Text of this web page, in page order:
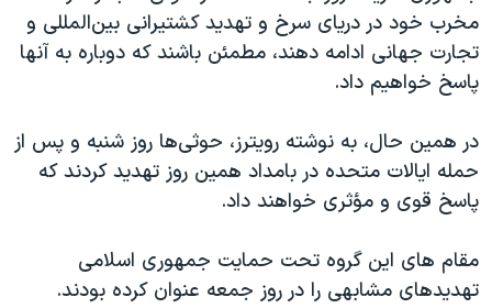
مخرب خود در دریای سرخ و تهدید کشتیرانی بین‌المللی و
تجارت جهانی ادامه دهند، مطمئن باشند که دوباره به آنها
پاسخ خواهیم داد.
در همین حال، به نوشته رویترز، حوثی‌ها روز شنبه و پس از
حمله ایالات متحده در بامداد همین روز تهدید کردند که
پاسخ قوی و مؤثری خواهند داد.
مقام های این گروه تحت حمایت جمهوری اسلامی
تهدیدهای مشابهی را در روز جمعه عنوان کرده بودند.